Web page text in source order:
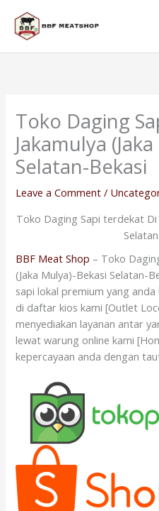
content
Toko Daging
Jakamulya
Selatan-Bekasi
Leave a Comment /
Toko Daging Sapi terdekat Di
BBF Meat Shop – Toko
(Jaka Mulya)-Bekasi Selatan-
sapi lokal premium yang
di daftar kios kami [Outlet
menyediakan layanan antar
lewat warung online kami
kepercayaan anda dengan